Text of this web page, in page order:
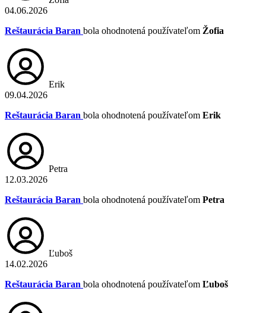
04.06.2026
Reštaurácia Baran bola ohodnotená používateľom Žofia
Erik
09.04.2026
Reštaurácia Baran bola ohodnotená používateľom Erik
Petra
12.03.2026
Reštaurácia Baran bola ohodnotená používateľom Petra
Ľuboš
14.02.2026
Reštaurácia Baran bola ohodnotená používateľom Ľuboš